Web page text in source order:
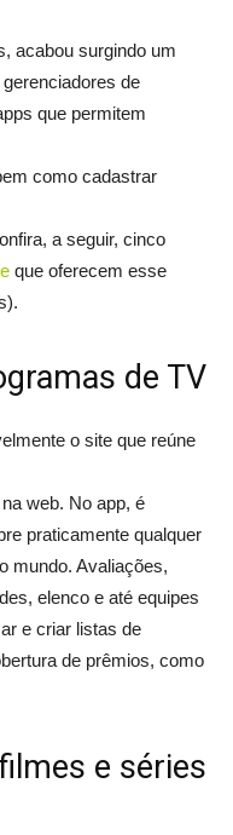
acabou surgindo um
de
que permitem
como cadastrar
a seguir, cinco
que oferecem esse
de TV
o site que reúne
web. No app, é
praticamente qualquer
mundo. Avaliações,
elenco e até equipes
e criar listas de
de prêmios, como
e séries